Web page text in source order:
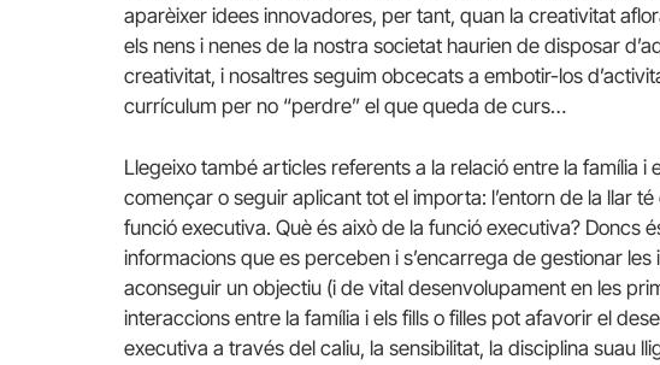
aparèixer idees innovadores, per tant, quan la creativitat
els nens i nenes de la nostra societat haurien de disposar
creativitat, i nosaltres seguim obcecats a embotir-los
currículum per no “perdre” el que queda de curs…
Llegeixo també articles referents a la relació entre la família i
començar o seguir aplicant tot el importa: l’entorn de la llar
funció executiva. Què és això de la funció executiva? Doncs
informacions que es perceben i s’encarrega de gestionar
aconseguir un objectiu (i de vital desenvolupament en les
interaccions entre la família i els fills o filles pot afavorir el
executiva a través del caliu, la sensibilitat, la disciplina suau